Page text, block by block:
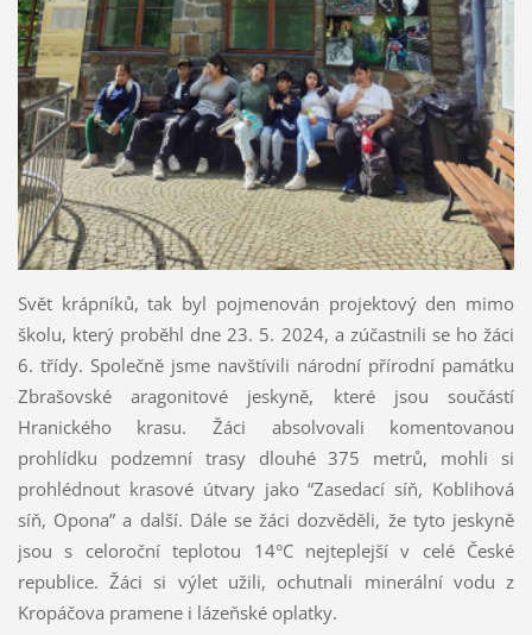
Svět krápníků, tak byl pojmenován projektový den mimo
školu, který proběhl dne 23. 5. 2024, a zúčastnili se ho žáci
6. třídy. Společně jsme navštívili národní přírodní památku
Zbrašovské aragonitové jeskyně, které jsou součástí
Hranického krasu. Žáci absolvovali komentovanou
prohlídku podzemní trasy dlouhé 375 metrů, mohli si
prohlédnout krasové útvary jako “Zasedací síň, Koblihová
síň, Opona” a další. Dále se žáci dozvěděli, že tyto jeskyně
jsou s celoroční teplotou 14°C nejteplejší v celé České
republice. Žáci si výlet užili, ochutnali minerální vodu z
Kropáčova pramene i lázeňské oplatky.